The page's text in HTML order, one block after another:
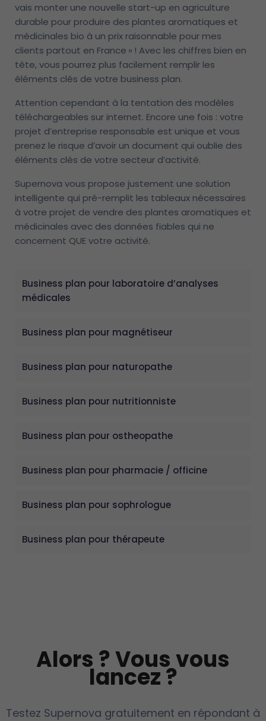
vais monter une nouvelle start-up en agriculture
durable pour produire des plantes aromatiques et
médicinales bio à un prix raisonnable pour mes
clients partout en France » ! Avec les chiffres bien en
tête, vous pourrez plus facilement remplir les
éléments clés de votre business plan.
Attention cependant à la tentation des modèles
téléchargeables sur internet. Encore une fois : votre
projet d’entreprise responsable est unique et vous
prenez le risque d’avoir un document qui oublie des
éléments clés de votre secteur d’activité.
Supernova vous propose justement une solution
intelligente qui pré-remplit les tableaux nécessaires
à votre projet de vendre des plantes aromatiques et
médicinales avec des données fiables qui ne
concernent QUE votre activité.
Business plan pour laboratoire d’analyses
médicales
Business plan pour magnétiseur
Business plan pour naturopathe
Business plan pour nutritionniste
Business plan pour ostheopathe
Business plan pour pharmacie / officine
Business plan pour sophrologue
Business plan pour thérapeute
Alors ? Vous vous
lancez ?
Testez Supernova gratuitement en répondant à